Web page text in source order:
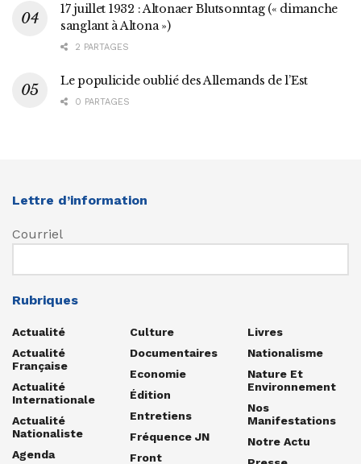
17 juillet 1932 : Altonaer Blutsonntag (« dimanche
sanglant à Altona »)
2 PARTAGES
Le populicide oublié des Allemands de l’Est
0 PARTAGES
Lettre d’information
Courriel
Rubriques
Actualité
Actualité
Française
Actualité
Internationale
Actualité
Nationaliste
Agenda
Culture
Documentaires
Economie
Édition
Entretiens
Fréquence JN
Front
Livres
Nationalisme
Nature Et
Environnement
Nos
Manifestations
Notre Actu